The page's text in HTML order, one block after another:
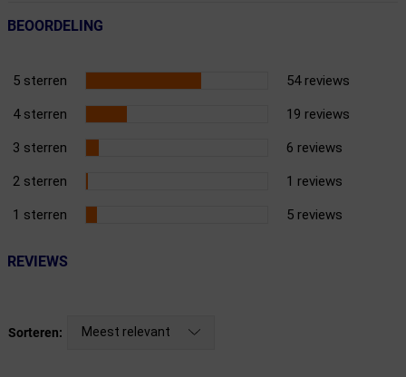
BEOORDELING
5 sterren 54 reviews
4 sterren 19 reviews
3 sterren 6 reviews
2 sterren 1 reviews
1 sterren 5 reviews
REVIEWS
Sorteren: Meest relevant